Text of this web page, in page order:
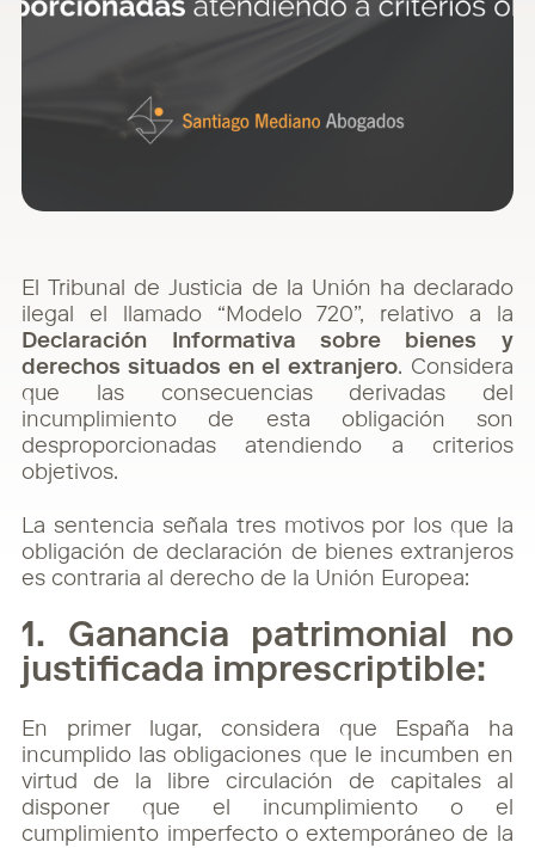
El Tribunal de Justicia de la Unión ha declarado
ilegal el llamado “Modelo 720”, relativo a la
Declaración Informativa sobre bienes y
derechos situados en el extranjero. Considera
que las consecuencias derivadas del
incumplimiento de esta obligación son
desproporcionadas atendiendo a criterios
objetivos.
La sentencia señala tres motivos por los que la
obligación de declaración de bienes extranjeros
es contraria al derecho de la Unión Europea:
1. Ganancia patrimonial no
justificada imprescriptible:
En primer lugar, considera que España ha
incumplido las obligaciones que le incumben en
virtud de la libre circulación de capitales al
disponer que el incumplimiento o el
cumplimiento imperfecto o extemporáneo de la